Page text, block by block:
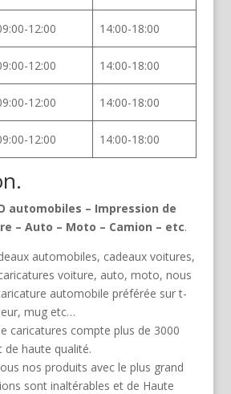
12:00 14:00-18:00
12:00 14:00-18:00
12:00 14:00-18:00
12:00 14:00-18:00
automobiles – Impression de
– Auto – Moto – Camion – etc.
automobiles, cadeaux voitures,
voiture, auto, moto, nous
automobile préférée sur t-
mug etc…
caricatures compte plus de 3000
de haute qualité.
nos produits avec le plus grand
sont inaltérables et de Haute